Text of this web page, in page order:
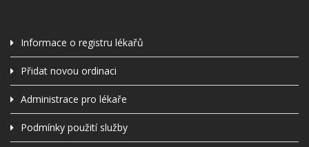
Informace o registru lékařů
Přidat novou ordinaci
Administrace pro lékaře
Podmínky použití služby